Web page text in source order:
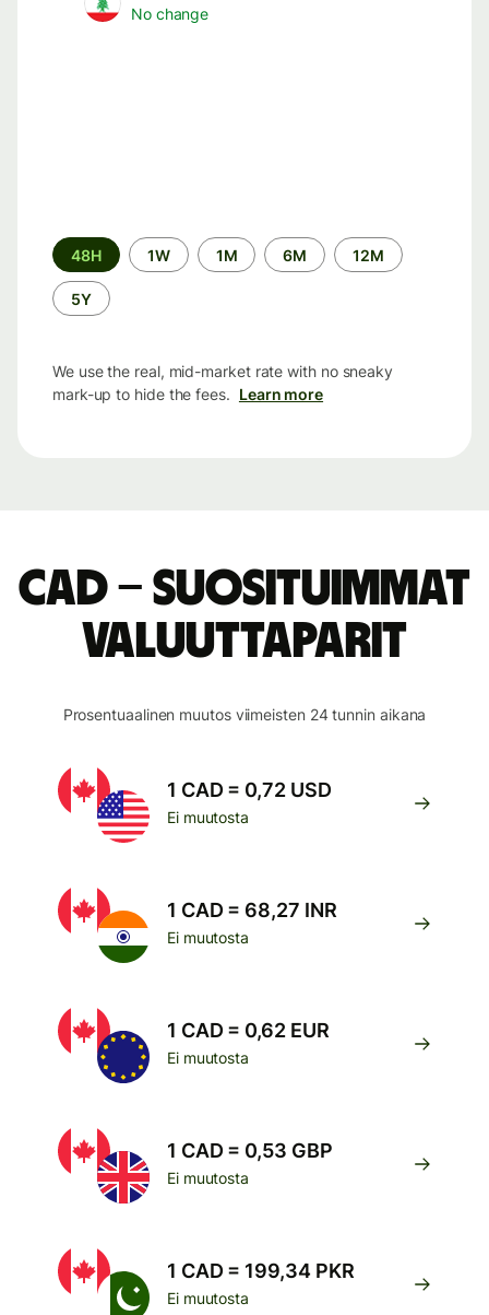
No change
Time
period
48H 1W 1M 6M 12M
5Y
We use the real, mid-market rate with no sneaky
mark-up to hide the fees. Learn more
CAD – suosituimmat
valuuttaparit
Prosentuaalinen muutos viimeisten 24 tunnin aikana
1 CAD = 0,72 USD
Ei muutosta
1 CAD = 68,27 INR
Ei muutosta
1 CAD = 0,62 EUR
Ei muutosta
1 CAD = 0,53 GBP
Ei muutosta
1 CAD = 199,34 PKR
Ei muutosta